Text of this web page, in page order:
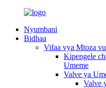
Nyumbani
Bidhaa
Vifaa vya Mtoza
Kipengele
Umeme
Valve ya
Valve